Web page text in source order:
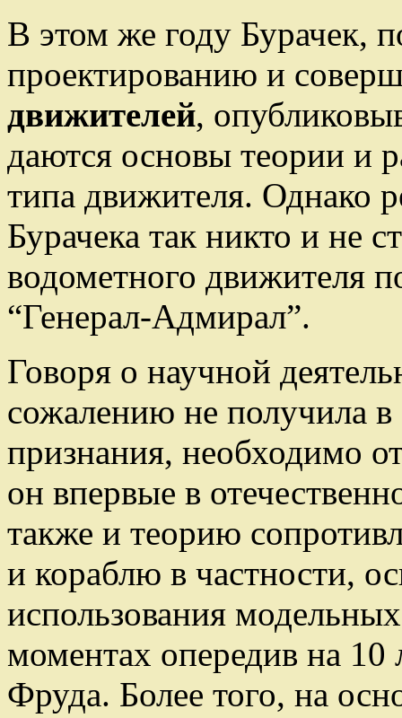
В этом же году Бурачек,
проектированию и
движителей,
даются основы теории и
типа движителя. Однако
Бурачека так никто и не
водометного движителя
“Генерал-Адмирал”.
Говоря о научной
сожалению не получила
признания, необходимо
он впервые в
также и теорию
и кораблю в частности,
использования
моментах опередив на
Фруда. Более того, на